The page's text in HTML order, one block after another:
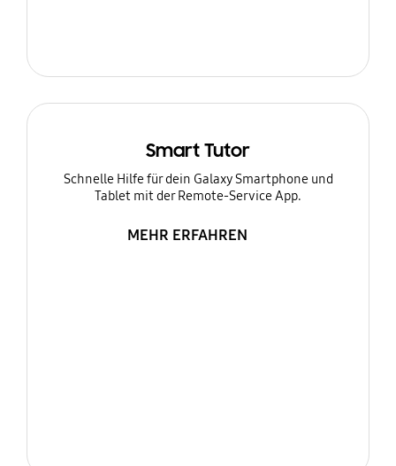
Smart Tutor
Schnelle Hilfe für dein Galaxy Smartphone und
Tablet mit der Remote-Service App.
MEHR ERFAHREN